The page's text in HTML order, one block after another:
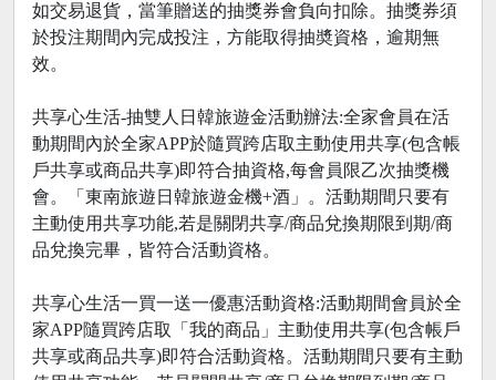
如交易退貨，當筆贈送的抽獎券會負向扣除。抽獎券須
於投注期間內完成投注，方能取得抽奬資格，逾期無
效。
共享心生活-抽雙人日韓旅遊金活動辦法:全家會員在活
動期間內於全家APP於隨買跨店取主動使用共享(包含帳
戶共享或商品共享)即符合抽資格,每會員限乙次抽獎機
會。「東南旅遊日韓旅遊金機+酒」。活動期間只要有
主動使用共享功能,若是關閉共享/商品兌換期限到期/商
品兌換完畢，皆符合活動資格。
共享心生活一買一送一優惠活動資格:活動期間會員於全
家APP隨買跨店取「我的商品」主動使用共享(包含帳戶
共享或商品共享)即符合活動資格。活動期間只要有主動